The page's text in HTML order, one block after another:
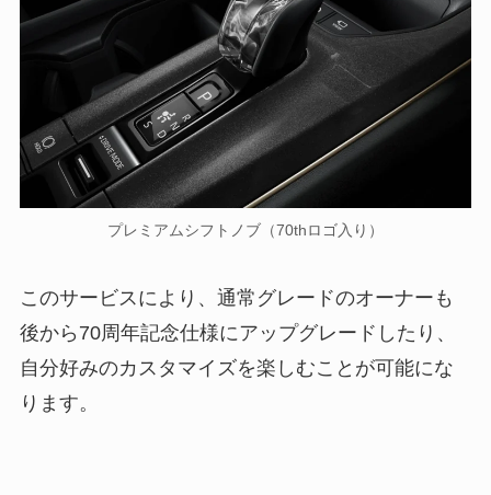
プレミアムシフトノブ（70thロゴ入り）
このサービスにより、通常グレードのオーナーも
後から70周年記念仕様にアップグレードしたり、
自分好みのカスタマイズを楽しむことが可能にな
ります。